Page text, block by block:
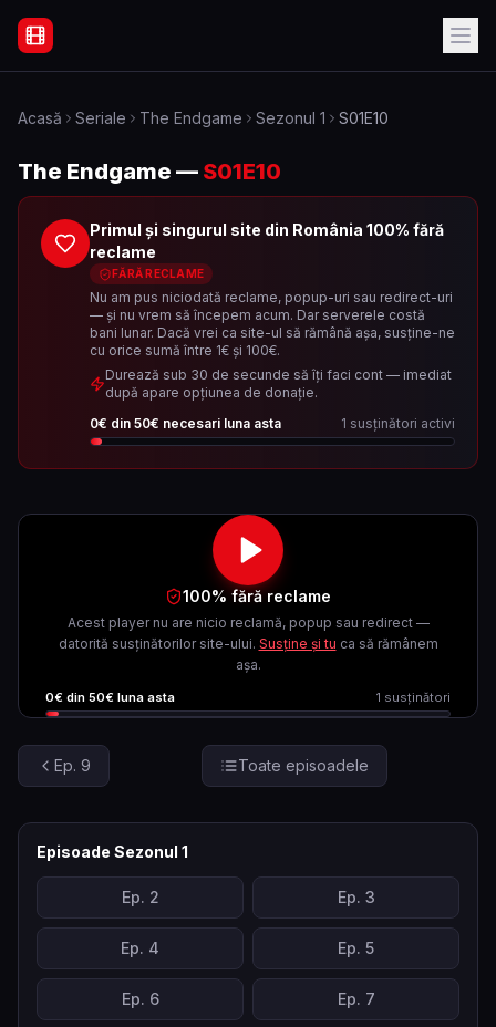
Filme Online Subtitrate - Acasă
Acasă Seriale The Endgame Sezonul 1 S01E10
The Endgame — S01E10
Primul și singurul site din România 100% fără
reclame
FĂRĂ RECLAME
Nu am pus niciodată reclame, popup-uri sau redirect-uri
— și nu vrem să începem acum. Dar serverele costă
bani lunar. Dacă vrei ca site-ul să rămână așa, susține-ne
cu orice sumă între 1€ și 100€.
Durează sub 30 de secunde să îți faci cont — imediat
după apare opțiunea de donație.
0€ din 50€ necesari luna asta 1 susținători activi
100% fără reclame
Acest player nu are nicio reclamă, popup sau redirect —
datorită susținătorilor site-ului. Susține și tu ca să rămânem
așa.
0€ din 50€ luna asta 1 susținători
Ep. 9 Toate episoadele
Episoade Sezonul 1
Ep. 2 Ep. 3
Ep. 4 Ep. 5
Ep. 6 Ep. 7